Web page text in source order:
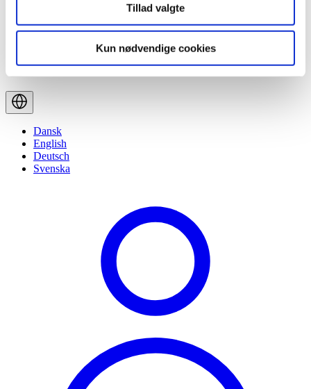
Tillad valgte
Kun nødvendige cookies
Dansk
English
Deutsch
Svenska